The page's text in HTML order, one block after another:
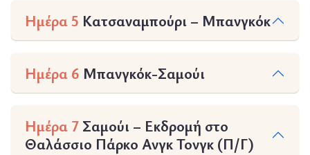
Ημέρα 5 Κατσαναμπούρι – Μπανγκόκ
Ημέρα 6 Μπανγκόκ-Σαμούι
Ημέρα 7 Σαμούι – Εκδρομή στο
Θαλάσσιο Πάρκο Ανγκ Τονγκ (Π/Γ)